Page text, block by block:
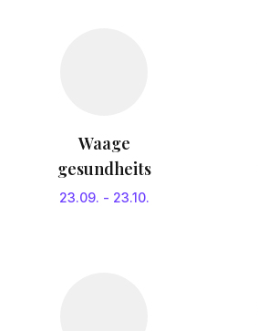
Waage
gesundheits
23.09. - 23.10.